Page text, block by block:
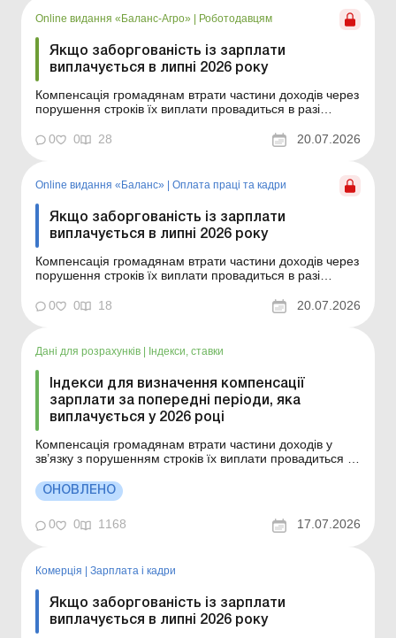
Читати&...
Online видання «Баланс-Агро» | Роботодавцям
Якщо заборгованість із зарплати
виплачується в липні 2026 року
Компенсація громадянам втрати частини доходів через
порушення строків їх виплати провадиться в разі
календарних місяців відповідно до Порядку,
затвердженого постановою КМУ від 21.02.2001 № 159.
нарахованого, але не ...
0 0 28 20.07.2026
Online видання «Баланс» Оплата праці та кадри
Якщо заборгованість із зарплати
виплачується в липні 2026 року
Компенсація громадянам втрати частини доходів через
порушення строків їх виплати провадиться в разі
календарних місяців відповідно до Порядку,
затвердженого постановою КМУ від 21.02.2001 № 159.
нарахованого, але не ...
0 0 18 20.07.2026
Дані для розрахунків Індекси, ставки
Індекси для визначення компенсації
зарплати за попередні періоди, яка
виплачується у 2026 році
Компенсація громадянам втрати частини доходів у
зв’язку з порушенням строків їх виплати провадиться в
календарних місяців відповідно до Порядку,
затвердженого постановою КМУ від 21.02.2001 № 159.
Сума компенсації обчислюється як добуток
нараховано...
ОНОВЛЕНО
0 0 1168 17.07.2026
Комерція | Зарплата і кадри
Якщо заборгованість із зарплати
виплачується в липні 2026 року